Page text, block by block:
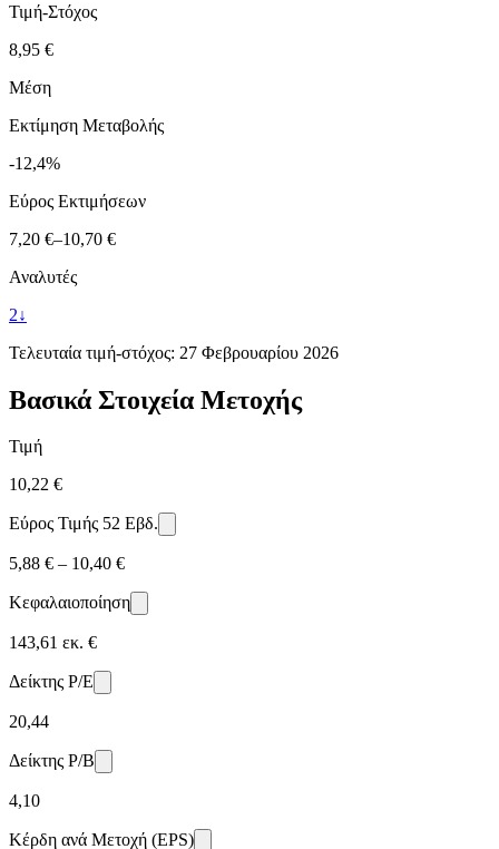
Τιμή-Στόχος
8,95 €
Μέση
Εκτίμηση Μεταβολής
-12,4%
Εύρος Εκτιμήσεων
7,20 €–10,70 €
Αναλυτές
2↓
Τελευταία τιμή-στόχος: 27 Φεβρουαρίου 2026
Βασικά Στοιχεία Μετοχής
Τιμή
10,22 €
Εύρος Τιμής 52 Εβδ.
5,88 € – 10,40 €
Κεφαλαιοποίηση
143,61 εκ. €
Δείκτης P/E
20,44
Δείκτης P/B
4,10
Κέρδη ανά Μετοχή (EPS)